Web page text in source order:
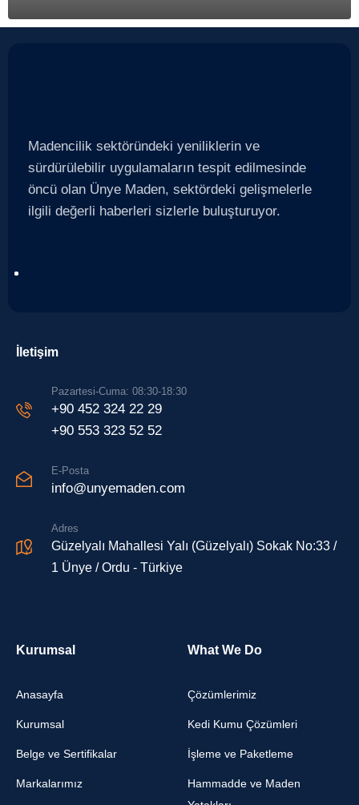
Madencilik sektöründeki yeniliklerin ve
sürdürülebilir uygulamaların tespit edilmesinde
öncü olan Ünye Maden, sektördeki gelişmelerle
ilgili değerli haberleri sizlerle buluşturuyor.
İletişim
Pazartesi-Cuma: 08:30-18:30
+90 452 324 22 29
+90 553 323 52 52
E-Posta
info@unyemaden.com
Adres
Güzelyalı Mahallesi Yalı (Güzelyalı) Sokak No:33 /
1 Ünye / Ordu - Türkiye
Kurumsal
Anasayfa
Kurumsal
Belge ve Sertifikalar
Markalarımız
What We Do
Çözümlerimiz
Kedi Kumu Çözümleri
İşleme ve Paketleme
Hammadde ve Maden